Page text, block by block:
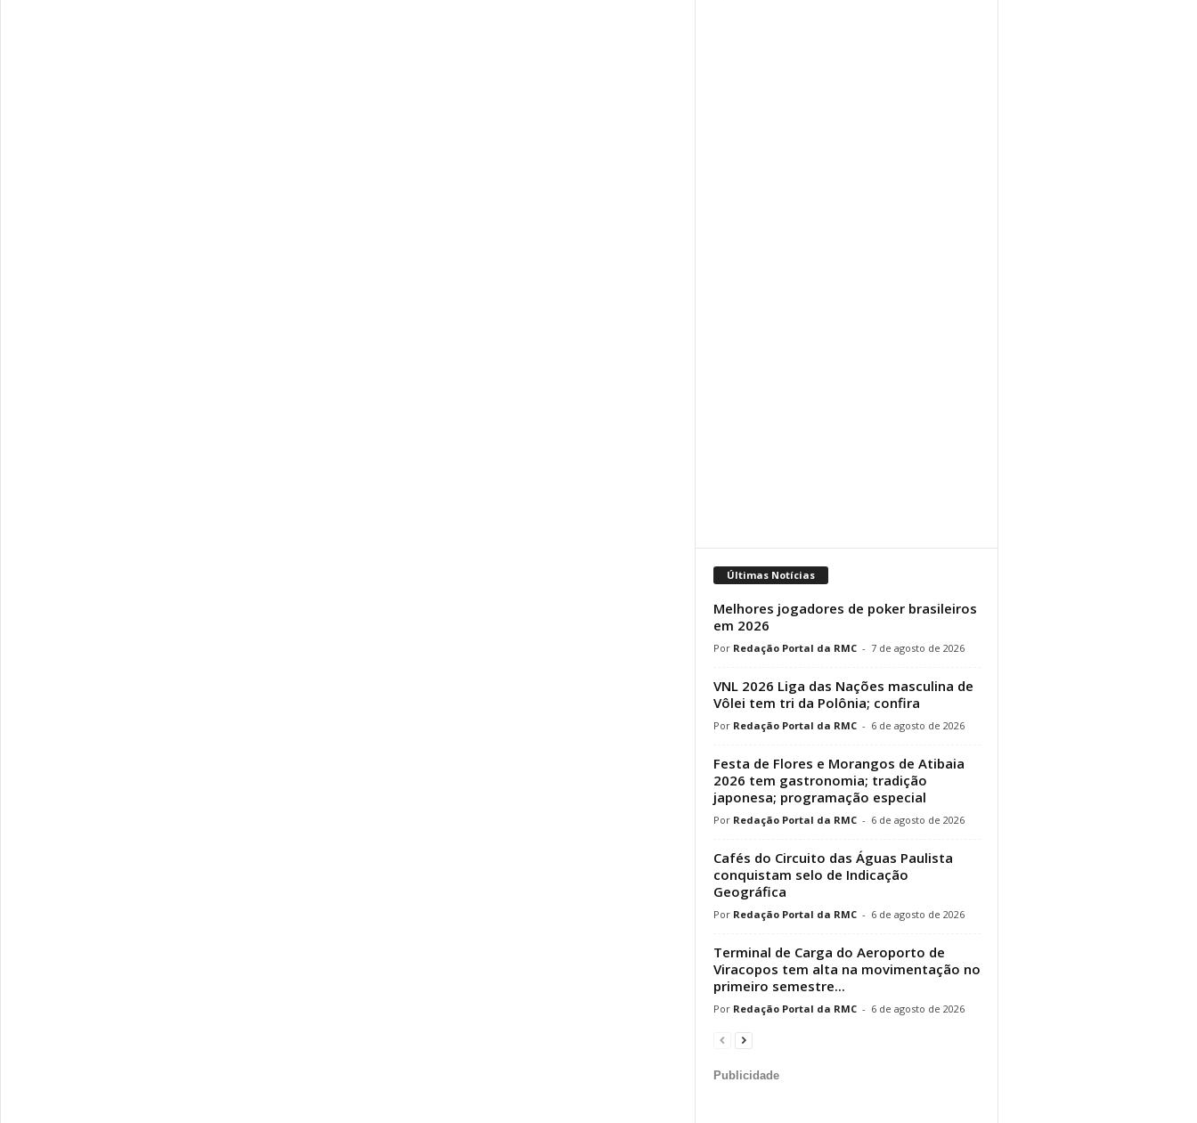
Últimas Notícias
Melhores jogadores de poker brasileiros
em 2026
Redação Portal da RMC - 7 de agosto de 2026
VNL 2026 Liga das Nações masculina de
Vôlei tem tri da Polônia; confira
Redação Portal da RMC - 6 de agosto de 2026
Festa de Flores e Morangos de Atibaia
2026 tem gastronomia; tradição
japonesa; programação especial
Redação Portal da RMC - 6 de agosto de 2026
Cafés do Circuito das Águas Paulista
conquistam selo de Indicação
Geográfica
Redação Portal da RMC - 6 de agosto de 2026
Terminal de Carga do Aeroporto de
Viracopos tem alta na movimentação no
primeiro semestre...
Redação Portal da RMC - 6 de agosto de 2026
Publicidade